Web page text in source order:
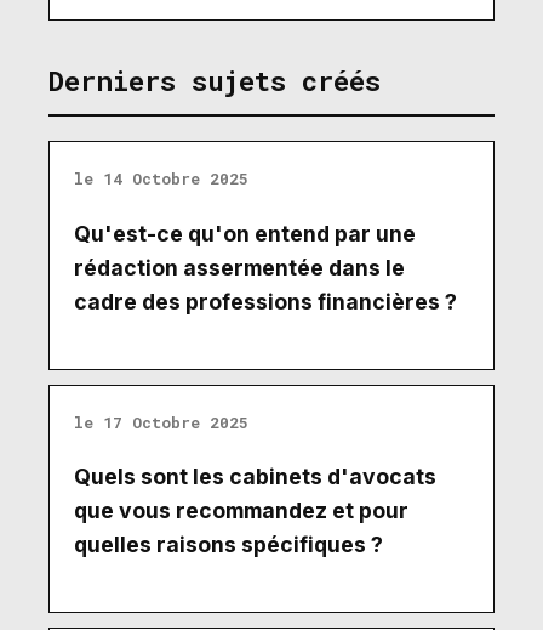
Derniers sujets créés
le 14 Octobre 2025
Qu'est-ce qu'on entend par une
rédaction assermentée dans le
cadre des professions financières ?
le 17 Octobre 2025
Quels sont les cabinets d'avocats
que vous recommandez et pour
quelles raisons spécifiques ?